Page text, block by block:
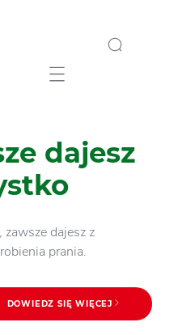
Mobile navigation
dajesz
dajesz z
prania.
DOWIEDZ SIĘ WIĘCEJ